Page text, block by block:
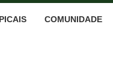
COMUNIDADE